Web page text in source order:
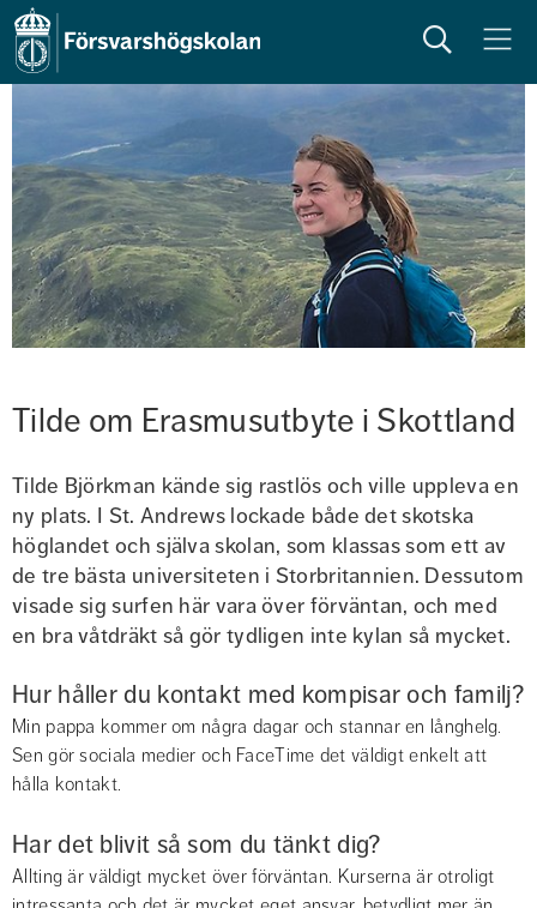
Sök Meny
Tilde om Erasmusutbyte i Skottland
Tilde Björkman kände sig rastlös och ville uppleva en
ny plats. I St. Andrews lockade både det skotska
höglandet och själva skolan, som klassas som ett av
de tre bästa universiteten i Storbritannien. Dessutom
visade sig surfen här vara över förväntan, och med
en bra våtdräkt så gör tydligen inte kylan så mycket.
Hur håller du kontakt med kompisar och familj?
Min pappa kommer om några dagar och stannar en långhelg.
Sen gör sociala medier och FaceTime det väldigt enkelt att
hålla kontakt.
Har det blivit så som du tänkt dig?
Allting är väldigt mycket över förväntan. Kurserna är otroligt